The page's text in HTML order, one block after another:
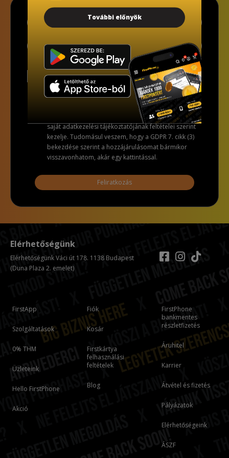
Alulírott, az alábbi checkbox pipálásával - az
Általános Adatvédelmi Rendelet (GDPR) 6. cikk (1)
bekezdés a) pontja, továbbá a 7. cikk rendelkezése
alapján - hozzájárulok, hogy az adatkezelő a most
megadott személyes adataimat a GDPR, továbbá a
saját adatkezelési tájékoztatójának feltételei szerint
kezelje. Tudomásul veszem, hogy a GDPR 7. cikk (3)
bekezdése szerint a hozzájárulásomat bármikor
visszavonhatom, akár egy kattintással.
Feliratkozás
FirstApp
Szolgáltatások
0% THM
Üzleteink
Hello FirstPhone
Akció
Fiók
Kosár
Firstkártya
felhasználási
feltételek
Blog
FirstPhone
bankmentes
részletfizetés
Áruhitel
Karrier
Átvétel és fizetés
Pályázatok
Elérhetőségeink
ÁSZF
Elérhetőségünk
Elérhetőségünk Váci út 178. 1138 Budapest
(Duna Plaza 2. emelet)
További előnyök